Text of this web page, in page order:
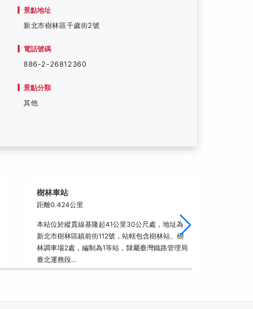
景點地址
新北市樹林區千歲街2號
電話號碼
886-2-26812360
景點分類
其他
樹林車站
距離0.424公里
本站位於縱貫線基隆起41公里30公尺處，地址為
新北市樹林區鎮前街112號，站轄包含樹林站、樹
林調車場2處，編制為1等站，隸屬臺灣鐵路管理局
臺北運務段…